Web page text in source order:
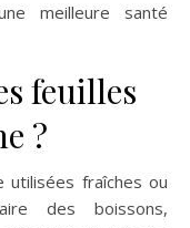
meilleure santé
feuilles
?
utilisées fraîches ou
des boissons,